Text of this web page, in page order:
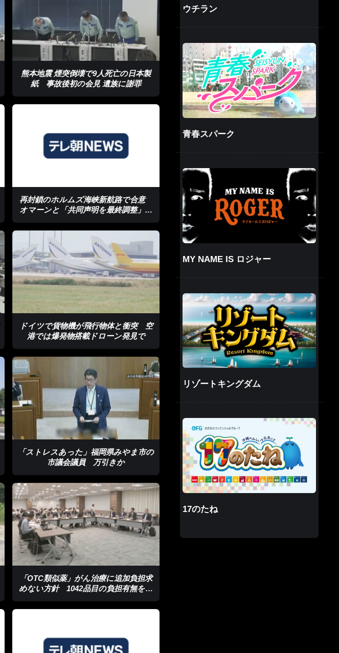
熊本地震 煙突倒壊で9人死亡の日本製
紙 事故後初の会見 遺族に謝罪
再封鎖のホルムズ海峡新航路で合意
オマーンと「共同声明を最終調整」と
ドイツで貨物機が飛行物体と衝突 空
港では爆発物搭載ドローン発見で
「ストレスあった」福岡県みやま市の
市議会議員 万引きか
「OTC類似薬」がん治療に追加負担求
めない方針 1042品目の負担有無を提
ウチラン
青春スパーク
MY NAME IS ロジャー
リゾートキングダム
17のたね